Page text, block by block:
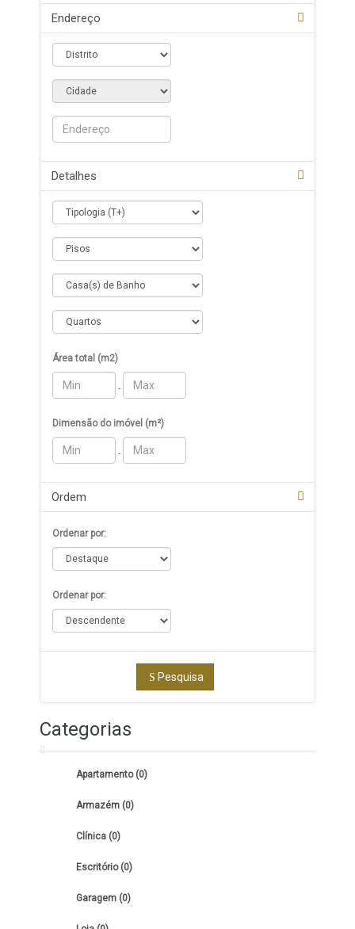
Endereço
Detalhes
Área total (m2)
-
Dimensão do imóvel (m²)
-
Ordem
Ordenar por:
Ordenar por:
Pesquisa
Categorias
Apartamento (0)
Armazém (0)
Clínica (0)
Escritório (0)
Garagem (0)